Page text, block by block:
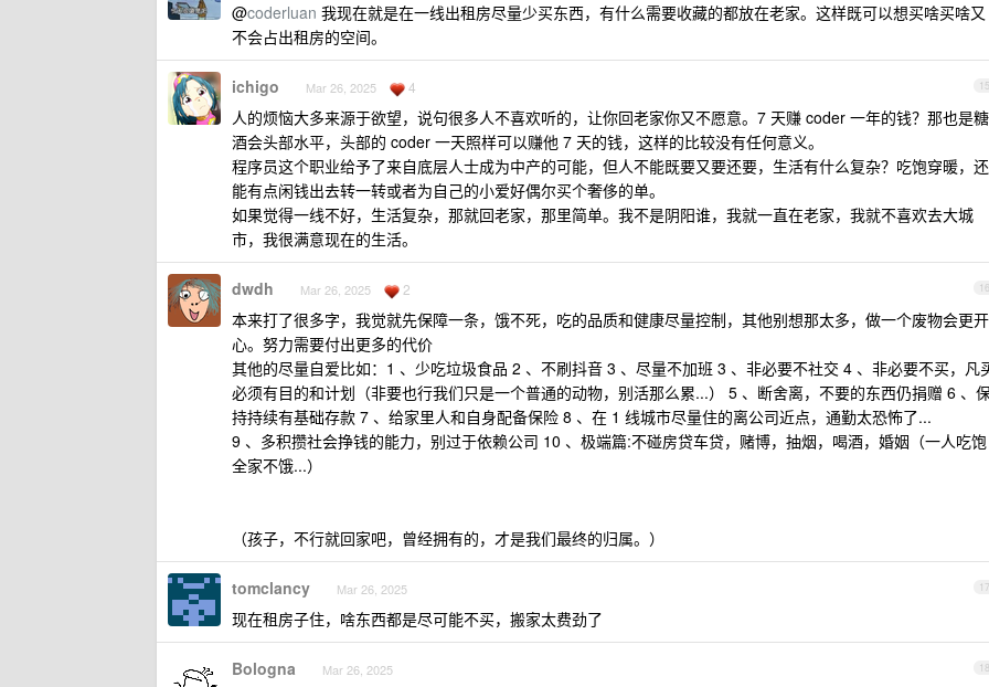
@coderluan 我现在就是在一线出租房尽量少买东西，有什么需要收藏的都放在老家。这样既可以想买啥买啥又
不会占出租房的空间。
15
ichigo Mar 26, 2025 4
人的烦恼大多来源于欲望，说句很多人不喜欢听的，让你回老家你又不愿意。7 天赚 coder 一年的钱？那也是糖
酒会头部水平，头部的 coder 一天照样可以赚他 7 天的钱，这样的比较没有任何意义。
程序员这个职业给予了来自底层人士成为中产的可能，但人不能既要又要还要，生活有什么复杂？吃饱穿暖，还
能有点闲钱出去转一转或者为自己的小爱好偶尔买个奢侈的单。
如果觉得一线不好，生活复杂，那就回老家，那里简单。我不是阴阳谁，我就一直在老家，我就不喜欢去大城
市，我很满意现在的生活。
16
dwdh Mar 26, 2025 2
本来打了很多字，我觉就先保障一条，饿不死，吃的品质和健康尽量控制，其他别想那太多，做一个废物会更开
心。努力需要付出更多的代价
其他的尽量自爱比如：1 、少吃垃圾食品 2 、不刷抖音 3 、尽量不加班 3 、非必要不社交 4 、非必要不买，凡
必须有目的和计划（非要也行我们只是一个普通的动物，别活那么累...） 5 、断舍离，不要的东西仍捐赠 6 、
持持续有基础存款 7 、给家里人和自身配备保险 8 、在 1 线城市尽量住的离公司近点，通勤太恐怖了...
9 、多积攒社会挣钱的能力，别过于依赖公司 10 、极端篇:不碰房贷车贷，赌博，抽烟，喝酒，婚姻（一人吃饱
全家不饿...）
（孩子，不行就回家吧，曾经拥有的，才是我们最终的归属。）
17
tomclancy Mar 26, 2025
现在租房子住，啥东西都是尽可能不买，搬家太费劲了
18
Bologna Mar 26, 2025